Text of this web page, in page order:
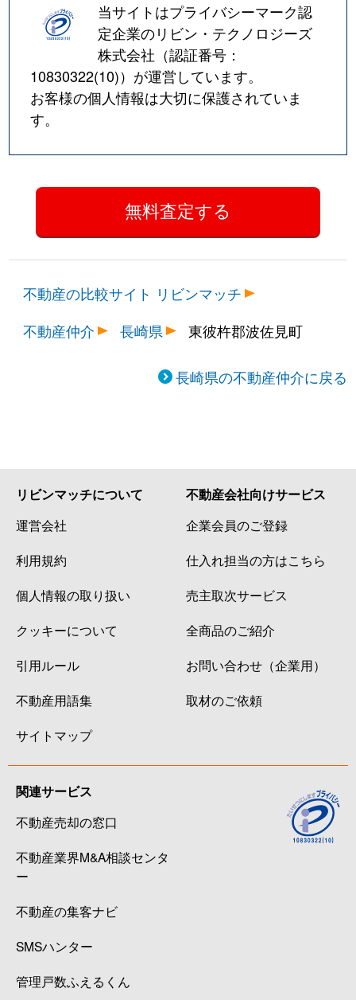
当サイトはプライバシーマーク認
定企業のリビン・テクノロジーズ
株式会社（認証番号：
10830322(10)）が運営しています。
お客様の個人情報は大切に保護されていま
す。
不動産の比較サイト リビンマッチ
不動産仲介
長崎県 東彼杵郡波佐見町
長崎県の不動産仲介に戻る
リビンマッチについて
運営会社
利用規約
個人情報の取り扱い
クッキーについて
引用ルール
不動産用語集
サイトマップ
不動産会社向けサービス
企業会員のご登録
仕入れ担当の方はこちら
売主取次サービス
全商品のご紹介
お問い合わせ（企業用）
取材のご依頼
関連サービス
不動産売却の窓口
不動産業界M&A相談センタ
ー
不動産の集客ナビ
SMSハンター
管理戸数ふえるくん